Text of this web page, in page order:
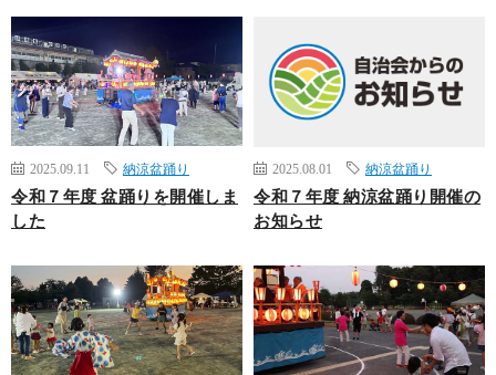
2025.09.11 納涼盆踊り
令和７年度 盆踊りを開催しま
した
2025.08.01 納涼盆踊り
令和７年度 納涼盆踊り開催の
お知らせ